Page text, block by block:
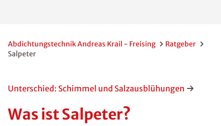
Abdichtungstechnik Andreas Krail - Freising
Ratgeber
Salpeter
Unterschied: Schimmel und Salzausblühungen
Was ist Salpeter?